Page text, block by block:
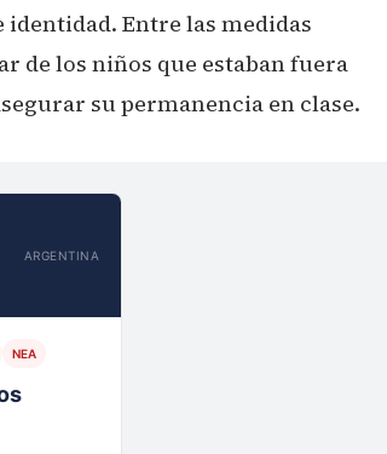
Entre las medidas
de los niños que estaban fuera
su permanencia en clase.
ARGENTINA
NEA